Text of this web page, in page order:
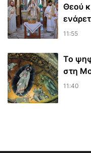
Θεού
11:55
Το
στη
11:40